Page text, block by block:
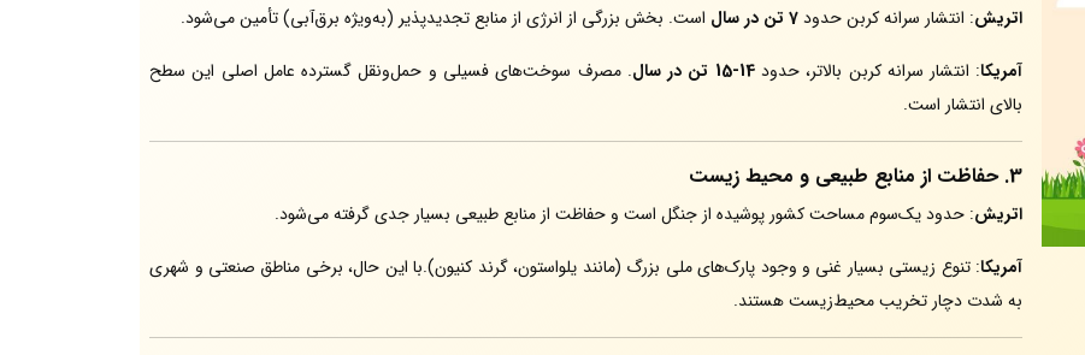
اتریش: انتشار سرانه کربن حدود7 تن در سال
است. بخش بزرگی از انرژی از منابع تجدیدپذیر (به‌ویژه برق‌آبی) تأمین می‌شود.
آمریکا: انتشار سرانه کربن بالاتر، حدود14-15 تن در سال
. مصرف سوخت‌های فسیلی و حمل‌ونقل گسترده عامل اصلی این سطح
بالای انتشار است.
3. حفاظت از منابع طبیعی و محیط زیست
اتریش: حدود یک‌سوم مساحت کشور پوشیده از جنگل است و حفاظت از منابع طبیعی بسیار جدی گرفته می‌شود.
آمریکا: تنوع زیستی بسیار غنی و وجود پارک‌های ملی بزرگ (مانند یلواستون، گرند کنیون).با این حال، برخی مناطق صنعتی و شهری
به شدت دچار تخریب محیط‌زیست هستند.